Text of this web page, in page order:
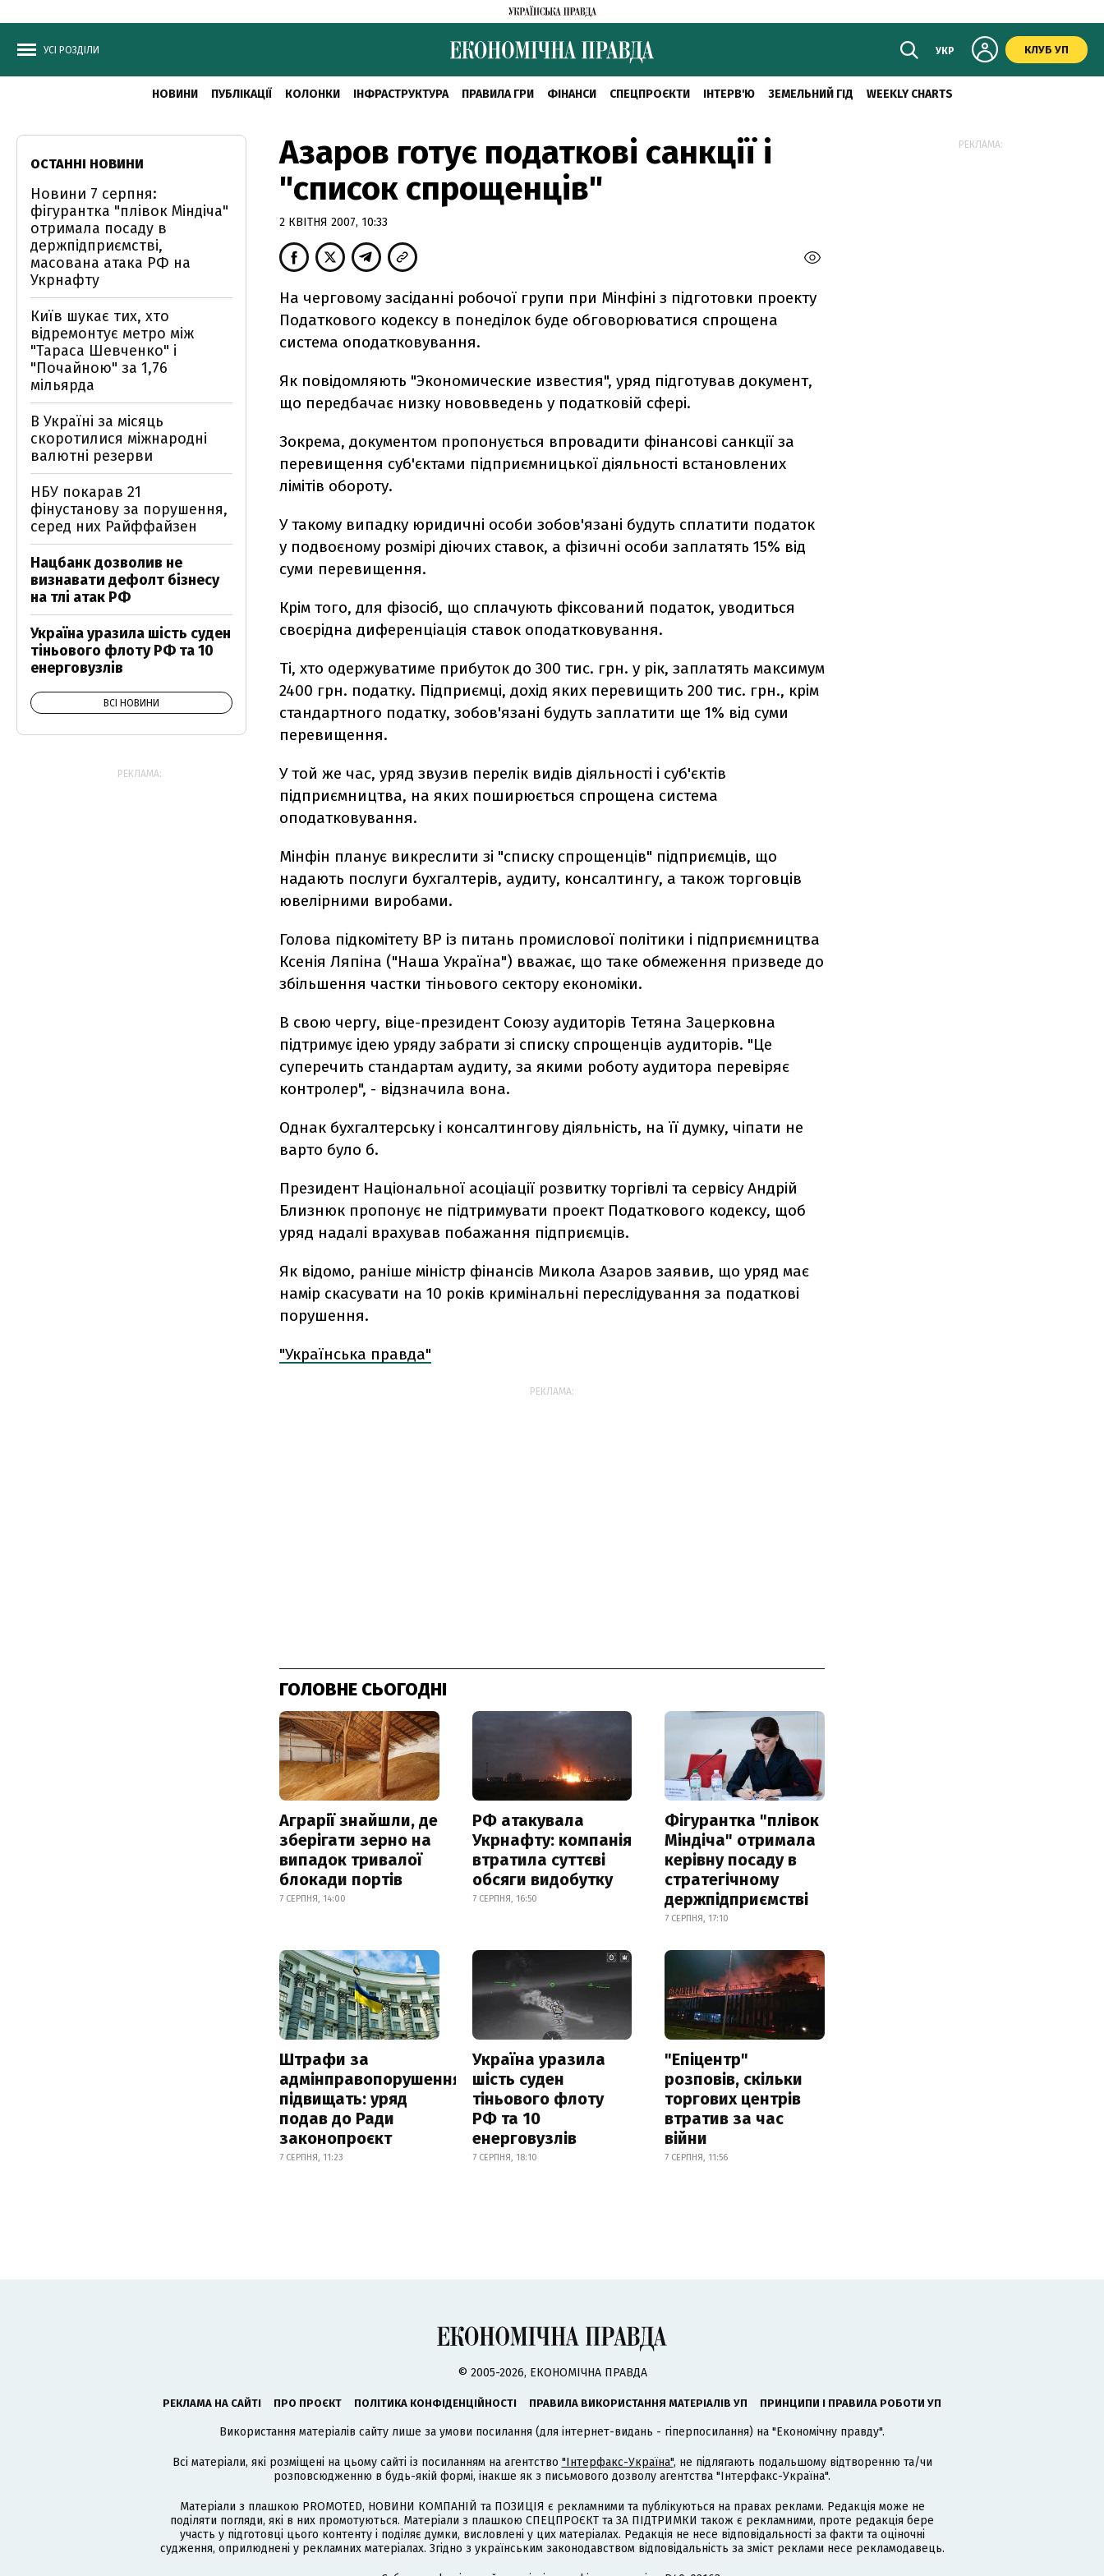
УСІ РОЗДІЛИ УКР КЛУБ УП
НОВИНИ ПУБЛІКАЦІЇ КОЛОНКИ ІНФРАСТРУКТУРА ПРАВИЛА ГРИ ФІНАНСИ СПЕЦПРОЄКТИ ІНТЕРВ'Ю ЗЕМЕЛЬНИЙ ГІД WEEKLY CHARTS
Азаров готує податкові санкції і
"список спрощенців"
2 КВІТНЯ 2007, 10:33
На черговому засіданні робочої групи при Мінфіні з підготовки проекту
Податкового кодексу в понеділок буде обговорюватися спрощена
система оподатковування.
Як повідомляють "Экономические известия", уряд підготував документ,
що передбачає низку нововведень у податковій сфері.
Зокрема, документом пропонується впровадити фінансові санкції за
перевищення суб'єктами підприємницької діяльності встановлених
лімітів обороту.
У такому випадку юридичні особи зобов'язані будуть сплатити податок
у подвоєному розмірі діючих ставок, а фізичні особи заплатять 15% від
суми перевищення.
Крім того, для фізосіб, що сплачують фіксований податок, уводиться
своєрідна диференціація ставок оподатковування.
Ті, хто одержуватиме прибуток до 300 тис. грн. у рік, заплатять максимум
2400 грн. податку. Підприємці, дохід яких перевищить 200 тис. грн., крім
стандартного податку, зобов'язані будуть заплатити ще 1% від суми
перевищення.
У той же час, уряд звузив перелік видів діяльності і суб'єктів
підприємництва, на яких поширюється спрощена система
оподатковування.
Мінфін планує викреслити зі "списку спрощенців" підприємців, що
надають послуги бухгалтерів, аудиту, консалтингу, а також торговців
ювелірними виробами.
Голова підкомітету ВР із питань промислової політики і підприємництва
Ксенія Ляпіна ("Наша Україна") вважає, що таке обмеження призведе до
збільшення частки тіньового сектору економіки.
В свою чергу, віце-президент Союзу аудиторів Тетяна Зацерковна
підтримує ідею уряду забрати зі списку спрощенців аудиторів. "Це
суперечить стандартам аудиту, за якими роботу аудитора перевіряє
контролер", - відзначила вона.
Однак бухгалтерську і консалтингову діяльність, на її думку, чіпати не
варто було б.
Президент Національної асоціації розвитку торгівлі та сервісу Андрій
Близнюк пропонує не підтримувати проект Податкового кодексу, щоб
уряд надалі врахував побажання підприємців.
Як відомо, раніше міністр фінансів Микола Азаров заявив, що уряд має
намір скасувати на 10 років кримінальні переслідування за податкові
порушення.
"Українська правда"
РЕКЛАМА:
ГОЛОВНЕ СЬОГОДНІ
Аграрії знайшли, де
зберігати зерно на
випадок тривалої
блокади портів
7 СЕРПНЯ, 14:00
РФ атакувала
Укрнафту: компанія
втратила суттєві
обсяги видобутку
7 СЕРПНЯ, 16:50
Фігурантка "плівок
Міндіча" отримала
керівну посаду в
стратегічному
держпідприємстві
7 СЕРПНЯ, 17:10
Штрафи за
адмінправопорушення
підвищать: уряд
подав до Ради
законопроєкт
7 СЕРПНЯ, 11:23
Україна уразила
шість суден
тіньового флоту
РФ та 10
енерговузлів
7 СЕРПНЯ, 18:10
"Епіцентр"
розповів, скільки
торгових центрів
втратив за час
війни
7 СЕРПНЯ, 11:56
ОСТАННІ НОВИНИ
Новини 7 серпня:
фігурантка "плівок Міндіча"
отримала посаду в
держпідприємстві,
масована атака РФ на
Укрнафту
Київ шукає тих, хто
відремонтує метро між
"Тараса Шевченко" і
"Почайною" за 1,76
мільярда
В Україні за місяць
скоротилися міжнародні
валютні резерви
НБУ покарав 21
фінустанову за порушення,
серед них Райффайзен
Нацбанк дозволив не
визнавати дефолт бізнесу
на тлі атак РФ
Україна уразила шість суден
тіньового флоту РФ та 10
енерговузлів
ВСІ НОВИНИ
РЕКЛАМА:
РЕКЛАМА:
© 2005-2026, ЕКОНОМІЧНА ПРАВДА
РЕКЛАМА НА САЙТІ ПРО ПРОЄКТ ПОЛІТИКА КОНФІДЕНЦІЙНОСТІ ПРАВИЛА ВИКОРИСТАННЯ МАТЕРІАЛІВ УП ПРИНЦИПИ І ПРАВИЛА РОБОТИ УП
Використання матеріалів сайту лише за умови посилання (для інтернет-видань - гіперпосилання) на "Економічну правду".
Всі матеріали, які розміщені на цьому сайті із посиланням на агентство "Інтерфакс-Україна", не підлягають подальшому відтворенню та/чи
розповсюдженню в будь-якій формі, інакше як з письмового дозволу агентства "Інтерфакс-Україна".
Матеріали з плашкою PROMOTED, НОВИНИ КОМПАНІЙ та ПОЗИЦІЯ є рекламними та публікуються на правах реклами. Редакція може не
поділяти погляди, які в них промотуються. Матеріали з плашкою СПЕЦПРОЄКТ та ЗА ПІДТРИМКИ також є рекламними, проте редакція бере
участь у підготовці цього контенту і поділяє думки, висловлені у цих матеріалах. Редакція не несе відповідальності за факти та оціночні
судження, оприлюднені у рекламних матеріалах. Згідно з українським законодавством відповідальність за зміст реклами несе рекламодавець.